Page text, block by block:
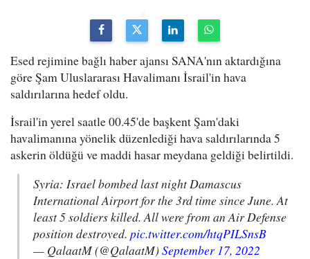
Esed rejimine bağlı haber ajansı SANA'nın aktardığına
göre Şam Uluslararası Havalimanı İsrail'in hava
saldırılarına hedef oldu.
İsrail'in yerel saatle 00.45'de başkent Şam'daki
havalimanına yönelik düzenlediği hava saldırılarında 5
askerin öldüğü ve maddi hasar meydana geldiği belirtildi.
Syria: Israel bombed last night Damascus
International Airport for the 3rd time since June. At
least 5 soldiers killed. All were from an Air Defense
position destroyed. pic.twitter.com/htqPILSnsB
— QalaatM (@QalaatM) September 17, 2022